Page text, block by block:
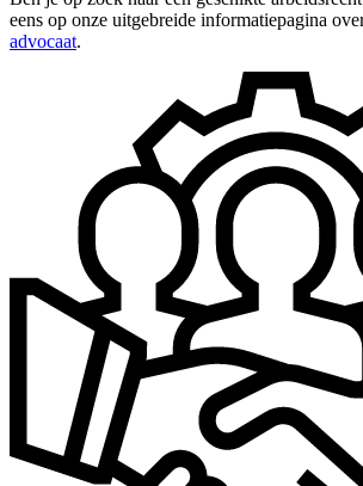
eens op onze uitgebreide informatiepagina
advocaat.